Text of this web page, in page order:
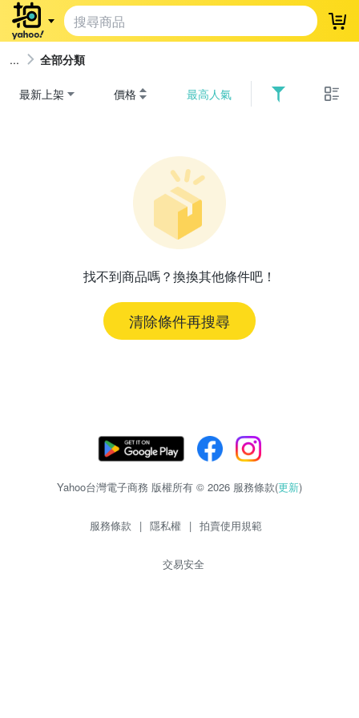
登
全部分類
最新上架 價格 最高人氣
找不到商品嗎？換換其他條件吧！
清除條件再搜尋
Yahoo台灣電子商務 版權所有 © 2026 服務條款(更新)
服務條款 | 隱私權 | 拍賣使用規範
交易安全